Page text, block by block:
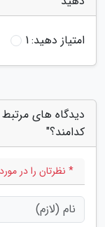
امتیاز دهید:1
دیدگاه های
کدامند؟"
* نظرتان را در